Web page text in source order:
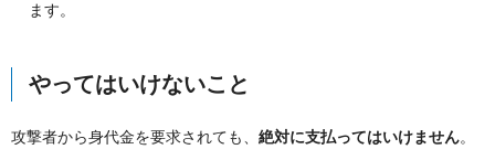
ます。
やってはいけないこと
攻撃者から身代金を要求されても、 絶対に支払ってはいけません。